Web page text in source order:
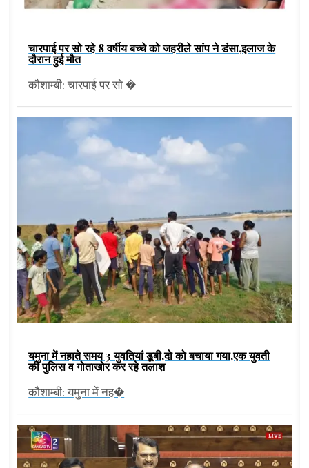
चारपाई पर सो रहे 8 वर्षीय बच्चे को जहरीले सांप ने डंसा,इलाज के
दौरान हुई मौत
कौशाम्बी: चारपाई पर सो �
यमुना में नहाते समय 3 युवतियां डूबी,दो को बचाया गया,एक युवती
की पुलिस व गोताखोर कर रहे तलाश
कौशाम्बी: यमुना में नह�